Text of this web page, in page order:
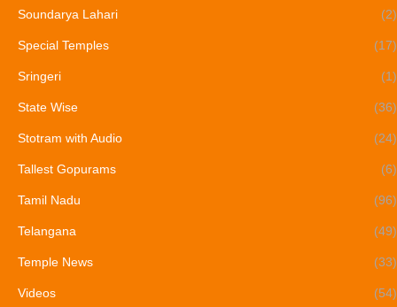
Soundarya Lahari (2)
Special Temples (17)
Sringeri (1)
State Wise (36)
Stotram with Audio (24)
Tallest Gopurams (6)
Tamil Nadu (96)
Telangana (49)
Temple News (33)
Videos (54)